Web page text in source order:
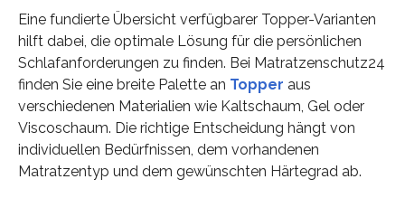
Eine fundierte Übersicht verfügbarer Topper-Varianten
hilft dabei, die optimale Lösung für die persönlichen
Schlafanforderungen zu finden. Bei Matratzenschutz24
finden Sie eine breite Palette an Topper aus
verschiedenen Materialien wie Kaltschaum, Gel oder
Viscoschaum. Die richtige Entscheidung hängt von
individuellen Bedürfnissen, dem vorhandenen
Matratzentyp und dem gewünschten Härtegrad ab.